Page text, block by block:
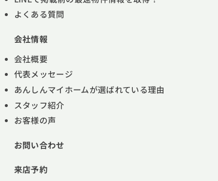
よくある質問
会社情報
会社概要
代表メッセージ
あんしんマイホームが選ばれている理由
スタッフ紹介
お客様の声
お問い合わせ
来店予約